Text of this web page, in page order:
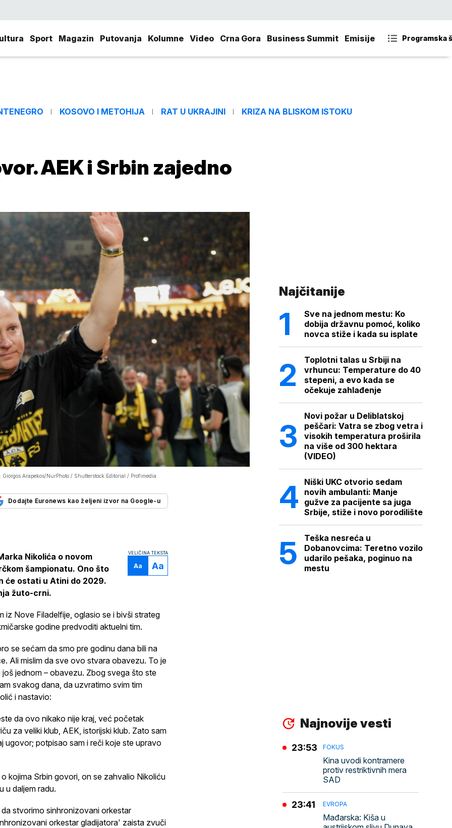
Sport Magazin Putovanja Kolumne Video Crna Gora Business Summit Emisije Programska
KOSOVO I METOHIJA RAT U UKRAJINI KRIZA NA BLISKOM ISTOKU
AEK i Srbin zajedno
Giorgos Arapekos/NurPhoto / Shutterstock Editorial / Profimedia
Dodajte Euronews kao željeni izvor na Google-u
VELIČINA TEKSTA
Aa Aa
Nikolića o novom
šampionatu. Ono što
će ostati u Atini do 2029.
žuto-crni.
iz Nove Filadelfije, oglasio se i bivši strateg
godine predvoditi aktuelni tim.
se sećam da smo pre godinu dana bili na
Ali mislim da sve ovo stvara obavezu. To je
jednom – obavezu. Zbog svega što ste
svakog dana, da uzvratimo svim tim
i nastavio:
da ovo nikako nije kraj, već početak
za veliki klub, AEK, istorijski klub. Zato sam
potpisao sam i reči koje ste upravo
kojima Srbin govori, on se zahvalio Nikoliću
u daljem radu.
stvorimo sinhronizovani orkestar
orkestar gladijatora' zaista zvuči
Najčitanije
Sve na jednom mestu: Ko
dobija državnu pomoć, koliko
novca stiže i kada su isplate
Toplotni talas u Srbiji na
vrhuncu: Temperature do 40
stepeni, a evo kada se
očekuje zahlađenje
Novi požar u Deliblatskoj
peščari: Vatra se zbog vetra i
visokih temperatura proširila
na više od 300 hektara
(VIDEO)
Niški UKC otvorio sedam
novih ambulanti: Manje
gužve za pacijente sa juga
Srbije, stiže i novo porodilište
Teška nesreća u
Dobanovcima: Teretno vozilo
udarilo pešaka, poginuo na
mestu
Najnovije vesti
FOKUS
Kina uvodi kontramere
protiv restriktivnih mera
SAD
23:53
EVROPA
Mađarska: Kiša u
23:41